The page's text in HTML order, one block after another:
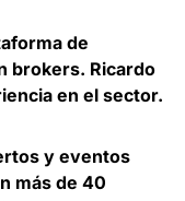
de
brokers. Ricardo
en el sector.
y eventos
más de 40